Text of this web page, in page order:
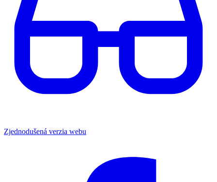
Zjednodušená verzia webu